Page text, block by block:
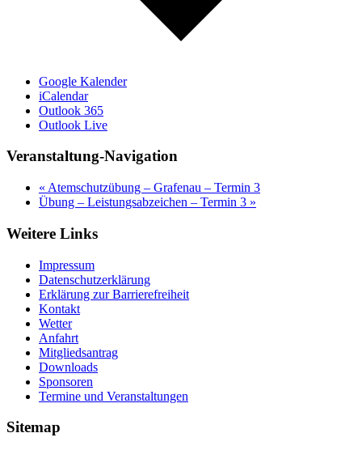
Google Kalender
iCalendar
Outlook 365
Outlook Live
Veranstaltung-Navigation
« Atemschutzübung – Grafenau – Termin 3
Übung – Leistungsabzeichen – Termin 3 »
Weitere Links
Impressum
Datenschutzerklärung
Erklärung zur Barriere­frei­heit
Kontakt
Wetter
Anfahrt
Mitgliedsantrag
Downloads
Sponsoren
Termine und Veranstaltungen
Sitemap